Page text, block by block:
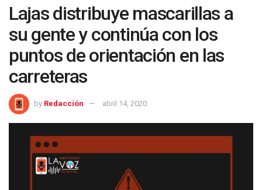
Lajas distribuye mascarillas a
su gente y continúa con los
puntos de orientación en las
carreteras
by Redacción abril 14, 2020